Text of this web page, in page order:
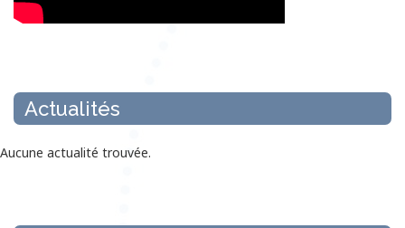
Actualités
Aucune actualité trouvée.